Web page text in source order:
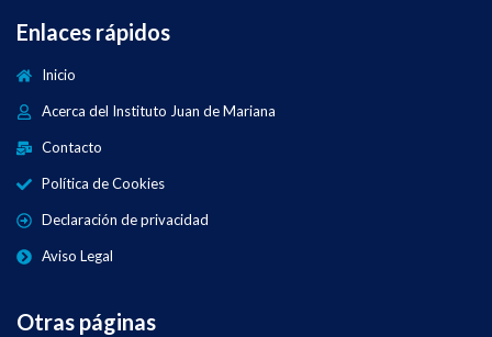
Enlaces rápidos
Inicio
Acerca del Instituto Juan de Mariana
Contacto
Política de Cookies
Declaración de privacidad
Aviso Legal
Otras páginas